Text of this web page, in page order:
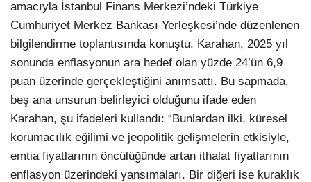
amacıyla İstanbul Finans Merkezi’ndeki Türkiye
Cumhuriyet Merkez Bankası Yerleşkesi’nde düzenlenen
bilgilendirme toplantısında konuştu. Karahan, 2025 yıl
sonunda enflasyonun ara hedef olan yüzde 24’ün 6,9
puan üzerinde gerçekleştiğini anımsattı. Bu sapmada,
beş ana unsurun belirleyici olduğunu ifade eden
Karahan, şu ifadeleri kullandı: “Bunlardan ilki, küresel
korumacılık eğilimi ve jeopolitik gelişmelerin etkisiyle,
emtia fiyatlarının öncülüğünde artan ithalat fiyatlarının
enflasyon üzerindeki yansımaları. Bir diğeri ise kuraklık